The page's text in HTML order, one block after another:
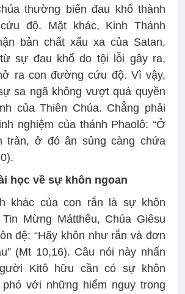
thường biến đau khổ thành
độ. Mặt khác, Kinh Thánh
bản chất xấu xa của Satan,
sự đau khổ do tội lỗi gây ra,
ra con đường cứu độ. Vì vậy,
sa ngã không vượt quá quyền
của Thiên Chúa. Chẳng phải
nghiệm của thánh Phaolô: “Ở
tràn, ở đó ân sủng càng chứa
học về sự khôn ngoan
khác của con rắn là sự khôn
Tin Mừng Mátthêu, Chúa Giêsu
đệ: “Hãy khôn như rắn và đơn
(Mt 10,16). Câu nói này nhấn
Kitô hữu cần có sự khôn
với những hiểm nguy trong